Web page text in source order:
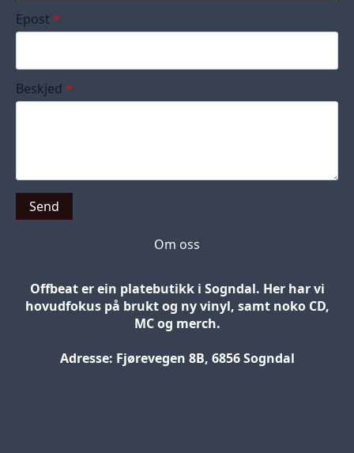
Epost *
Beskjed *
Send
Om oss
Offbeat er ein platebutikk i Sogndal. Her har vi
hovudfokus på brukt og ny vinyl, samt noko CD,
MC og merch.
Adresse: Fjørevegen 8B, 6856 Sogndal